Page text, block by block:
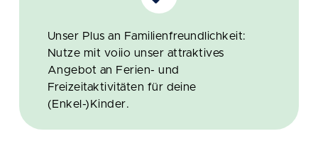
Unser Plus an Familienfreundlichkeit:
Nutze mit voiio unser attraktives
Angebot an Ferien- und
Freizeitaktivitäten für deine
(Enkel-)Kinder.